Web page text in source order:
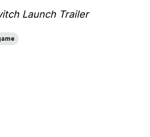
Launch Trailer